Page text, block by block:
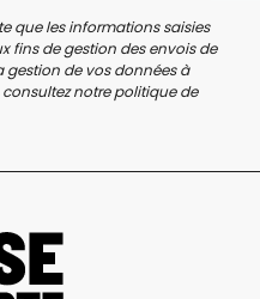
que les informations saisies
fins de gestion des envois de
gestion de vos données à
notrepolitique de